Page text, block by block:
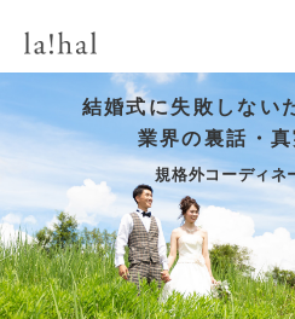
結婚式に失敗しない
業界の裏話・
規格外コーディネ